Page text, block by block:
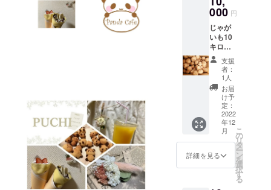
はお届
け商品
のラベ
ルに表
記され
ます」
リター
は送料
込みの
設定で
す。
10キロ
までに
詰め合
わせ送
りま
す。 常
温での
発送に
なりま
す、保
存は冷
蔵庫な
どで保
存、 基
本的に
は冷蔵
000 円
じゃが
いも10
キロ
コース
（総重
量にな
りま
す） 北
海道産
のほく
ほく
ジャガ
イモ
100セン
チサイ
支援
者：
1人
お届
け予
定：
2022
年12
月
詳細を見る
こ
の
リ
タ
ー
ン
を
選
択
す
る